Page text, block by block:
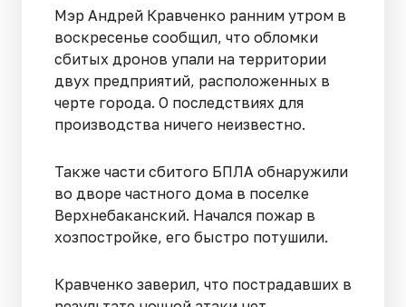
Мэр Андрей Кравченко ранним утром в
воскресенье сообщил, что обломки
сбитых дронов упали на территории
двух предприятий, расположенных в
черте города. О последствиях для
производства ничего неизвестно.
Также части сбитого БПЛА обнаружили
во дворе частного дома в поселке
Верхнебаканский. Начался пожар в
хозпостройке, его быстро потушили.
Кравченко заверил, что пострадавших в